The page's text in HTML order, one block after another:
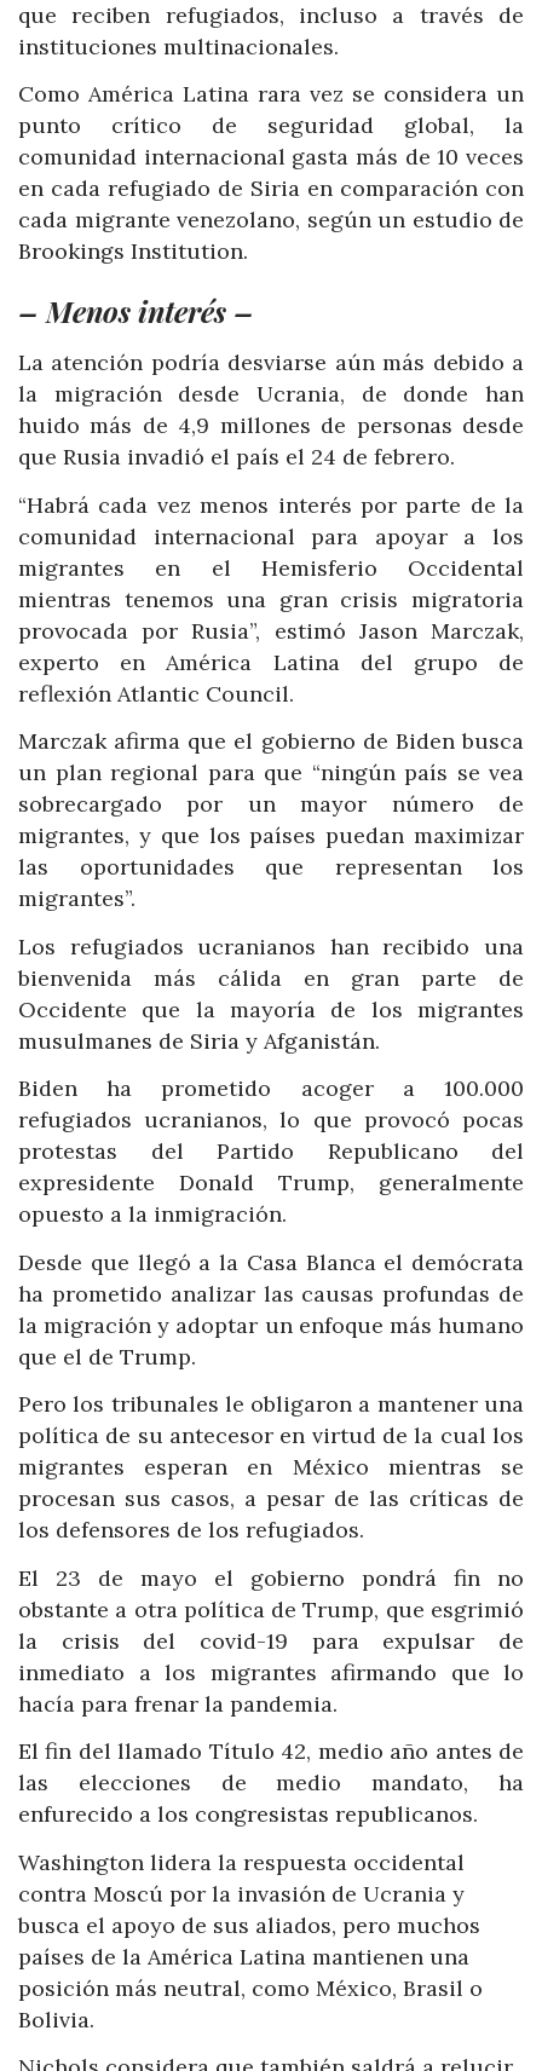
que reciben refugiados, incluso a través de
instituciones multinacionales.
Como América Latina rara vez se considera un
punto crítico de seguridad global, la
comunidad internacional gasta más de 10 veces
en cada refugiado de Siria en comparación con
cada migrante venezolano, según un estudio de
Brookings Institution.
– Menos interés –
La atención podría desviarse aún más debido a
la migración desde Ucrania, de donde han
huido más de 4,9 millones de personas desde
que Rusia invadió el país el 24 de febrero.
“Habrá cada vez menos interés por parte de la
comunidad internacional para apoyar a los
migrantes en el Hemisferio Occidental
mientras tenemos una gran crisis migratoria
provocada por Rusia”, estimó Jason Marczak,
experto en América Latina del grupo de
reflexión Atlantic Council.
Marczak afirma que el gobierno de Biden busca
un plan regional para que “ningún país se vea
sobrecargado por un mayor número de
migrantes, y que los países puedan maximizar
las oportunidades que representan los
migrantes”.
Los refugiados ucranianos han recibido una
bienvenida más cálida en gran parte de
Occidente que la mayoría de los migrantes
musulmanes de Siria y Afganistán.
Biden ha prometido acoger a 100.000
refugiados ucranianos, lo que provocó pocas
protestas del Partido Republicano del
expresidente Donald Trump, generalmente
opuesto a la inmigración.
Desde que llegó a la Casa Blanca el demócrata
ha prometido analizar las causas profundas de
la migración y adoptar un enfoque más humano
que el de Trump.
Pero los tribunales le obligaron a mantener una
política de su antecesor en virtud de la cual los
migrantes esperan en México mientras se
procesan sus casos, a pesar de las críticas de
los defensores de los refugiados.
El 23 de mayo el gobierno pondrá fin no
obstante a otra política de Trump, que esgrimió
la crisis del covid-19 para expulsar de
inmediato a los migrantes afirmando que lo
hacía para frenar la pandemia.
El fin del llamado Título 42, medio año antes de
las elecciones de medio mandato, ha
enfurecido a los congresistas republicanos.
Washington lidera la respuesta occidental
contra Moscú por la invasión de Ucrania y
busca el apoyo de sus aliados, pero muchos
países de la América Latina mantienen una
posición más neutral, como México, Brasil o
Bolivia.